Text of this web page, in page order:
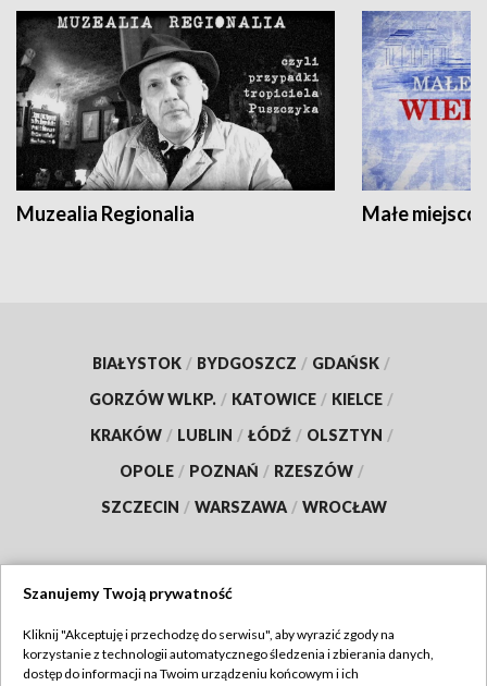
Muzealia Regionalia Małe
BIAŁYSTOK / BYDGOSZCZ / GDAŃSK /
GORZÓW WLKP. / KATOWICE / KIELCE /
KRAKÓW / LUBLIN / ŁÓDŹ / OLSZTYN /
OPOLE / POZNAŃ / RZESZÓW /
SZCZECIN / WARSZAWA / WROCŁAW
TVP
Szanujemy Twoją prywatność
Kliknij "Akceptuję i przechodzę do serwisu", aby wyrazić zgody na
korzystanie z technologii automatycznego śledzenia i zbierania danych,
dostęp do informacji na Twoim urządzeniu końcowym i ich